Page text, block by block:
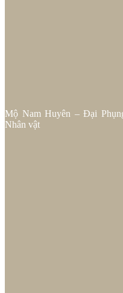
Mộ Nam Huyên – Đại
Nhân vật